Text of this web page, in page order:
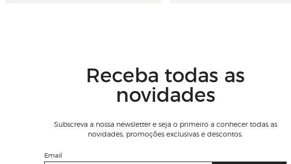
Receba todas as
novidades
Subscreva a nossa newsletter e seja o primeiro a conhecer todas as
novidades, promoções exclusivas e descontos.
Email